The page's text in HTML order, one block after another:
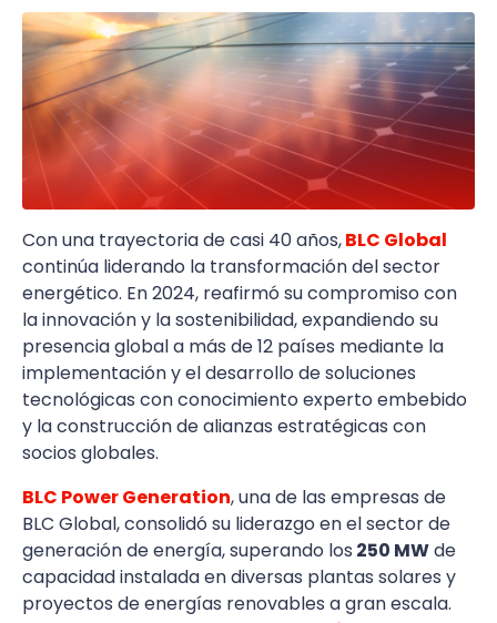
Con una trayectoria de casi 40 años,BLC Global
continúa liderando la transformación del sector
energético. En 2024, reafirmó su compromiso con
la innovación y la sostenibilidad, expandiendo su
presencia global a más de 12 países mediante la
implementación y el desarrollo de soluciones
tecnológicas con conocimiento experto embebido
y la construcción de alianzas estratégicas con
socios globales.
BLC Power Generation, una de las empresas de
BLC Global, consolidó su liderazgo en el sector de
generación de energía, superando los 250 MWde
capacidad instalada en diversas plantas solares y
proyectos de energías renovables a gran escala.